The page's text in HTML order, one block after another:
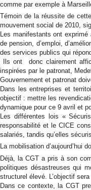
comme par exemple à
Témoin de la réussite de
mouvement social de 2010,
Les manifestants ont
de pension, d’emploi,
des services publics qui
Ils ont donc clairement
inspirées par le patronat,
Gouvernement et patronat
Dans les entreprises et
objectif : mettre les
dynamique pour ce 9 avril et
Les différentes lois «
responsabilité et le CICE
salariés, tandis qu’elles
La mobilisation d’aujourd’hui
Déjà, la CGT a pris à son
politiques désastreuses qui
structurel élevé. L’objectif
Dans ce contexte, la CGT